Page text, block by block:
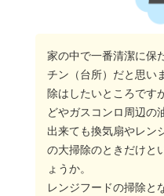
家の中で一番清潔に保
チン（台所）だと思い
除はしたいところです
どやガスコンロ周辺の
出来ても換気扇やレン
の大掃除のときだけと
ょうか。
レンジフードの掃除と